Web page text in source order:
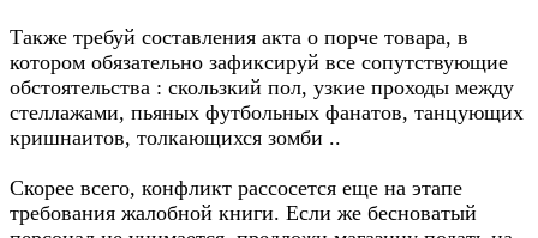
Также требуй составления акта о порче товара, в
котором обязательно зафиксируй все сопутствующие
обстоятельства : скользкий пол, узкие проходы между
стеллажами, пьяных футбольных фанатов, танцующих
кришнаитов, толкающихся зомби ..
Скорее всего, конфликт рассосется еще на этапе
требования жалобной книги. Если же бесноватый